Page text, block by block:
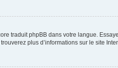
traduit phpBB dans votre langue.
plus d’informations sur le site